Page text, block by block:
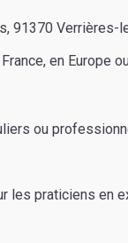
91370 Verrières-
en Europe
ou
les praticiens en